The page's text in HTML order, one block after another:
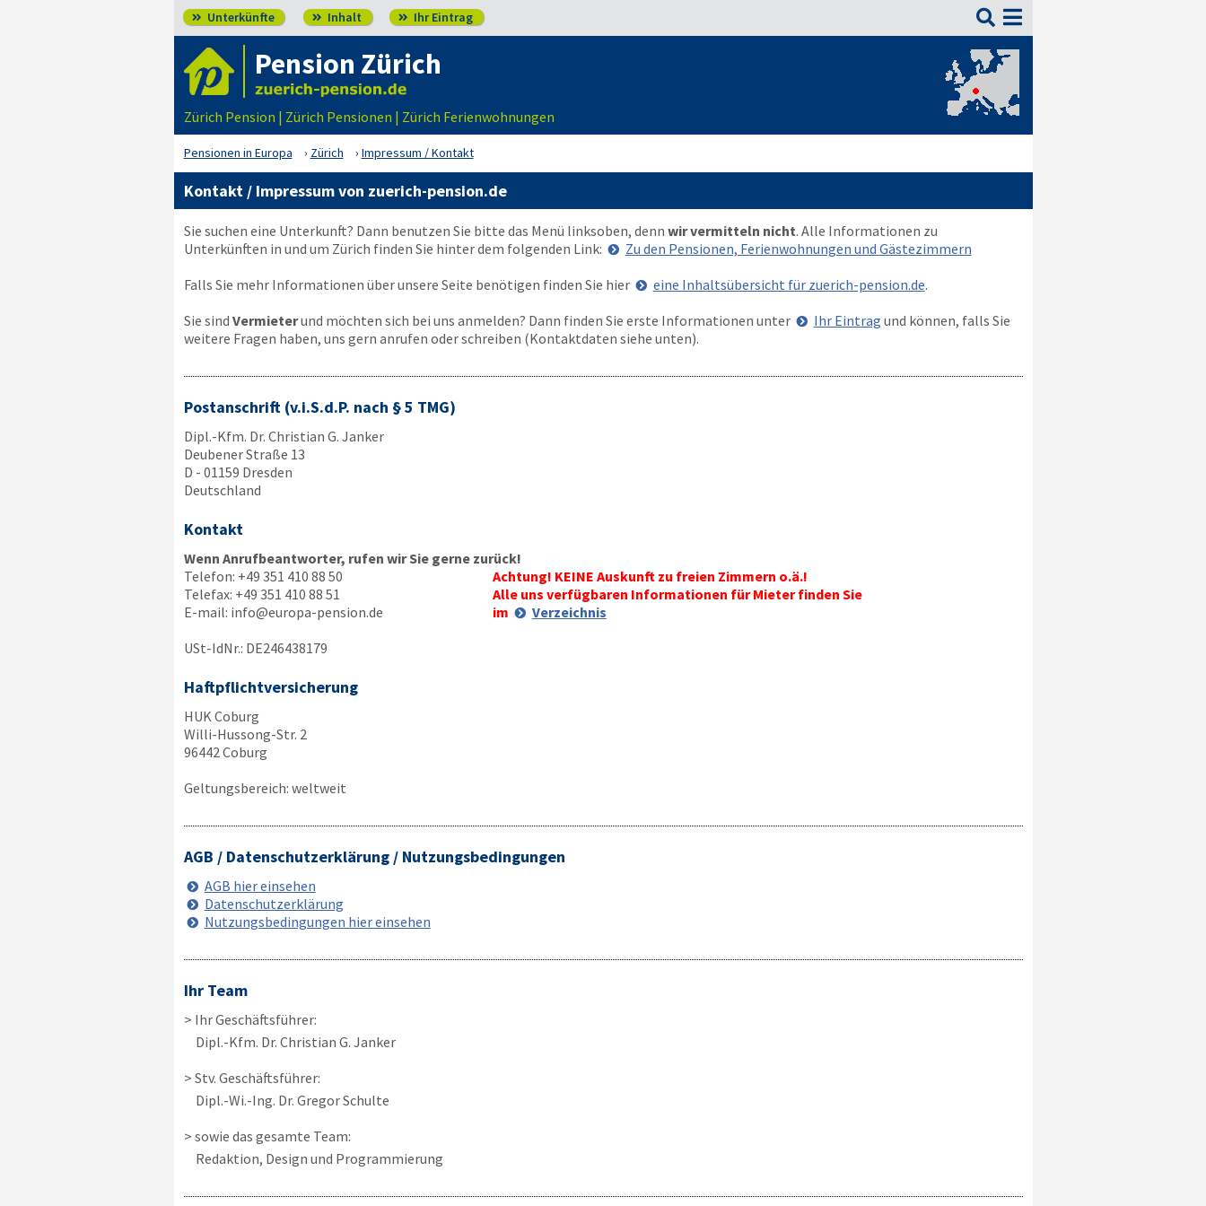
 Unterkünfte  Inhalt  Ihr Eintrag 
Pension Zürich
Zürich Pension | Zürich Pensionen | Zürich Ferienwohnungen
Pensionen in Europa Zürich Impressum / Kontakt
Kontakt / Impressum von zuerich-pension.de
Sie suchen eine Unterkunft? Dann benutzen Sie bitte das Menü linksoben, denn wir vermitteln nicht. Alle Informationen zu
Unterkünften in und um Zürich finden Sie hinter dem folgenden Link:
Zu den Pensionen, Ferienwohnungen und Gästezimmern
Falls Sie mehr Informationen über unsere Seite benötigen finden Sie hier
eine Inhaltsübersicht für zuerich-pension.de.
Sie sind Vermieterund möchten sich bei uns anmelden? Dann finden Sie erste Informationen unter Ihr Eintrag und können, falls Sie
weitere Fragen haben, uns gern anrufen oder schreiben (Kontaktdaten siehe unten).
Postanschrift (v.i.S.d.P. nach § 5 TMG)
Dipl.-Kfm. Dr. Christian G. Janker
Deubener Straße 13
D - 01159 Dresden
Deutschland
Kontakt
Wenn Anrufbeantworter, rufen wir Sie gerne zurück!
Telefon: +49 351 410 88 50
Telefax: +49 351 410 88 51
E-mail: info@europa-pension.de
USt-IdNr.: DE246438179
Achtung! KEINE Auskunft zu freien Zimmern o.ä.!
Alle uns verfügbaren Informationen für Mieter finden Sie
im
Verzeichnis
Haftpflichtversicherung
HUK Coburg
Willi-Hussong-Str. 2
96442 Coburg
Geltungsbereich: weltweit
AGB / Datenschutzerklärung / Nutzungsbedingungen
AGB hier einsehen
Datenschutzerklärung
Nutzungsbedingungen hier einsehen
Ihr Team
> Ihr Geschäftsführer:
Dipl.-Kfm. Dr. Christian G. Janker
> Stv. Geschäftsführer:
Dipl.-Wi.-Ing. Dr. Gregor Schulte
> sowie das gesamte Team:
Redaktion, Design und Programmierung